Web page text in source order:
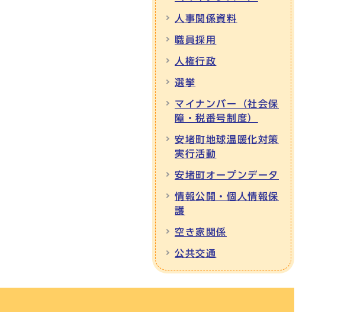
人事関係資料
職員採用
人権行政
選挙
マイナンバー（社会保
障・税番号制度）
安堵町地球温暖化対策
実行活動
安堵町オープンデータ
情報公開・個人情報保
護
空き家関係
公共交通